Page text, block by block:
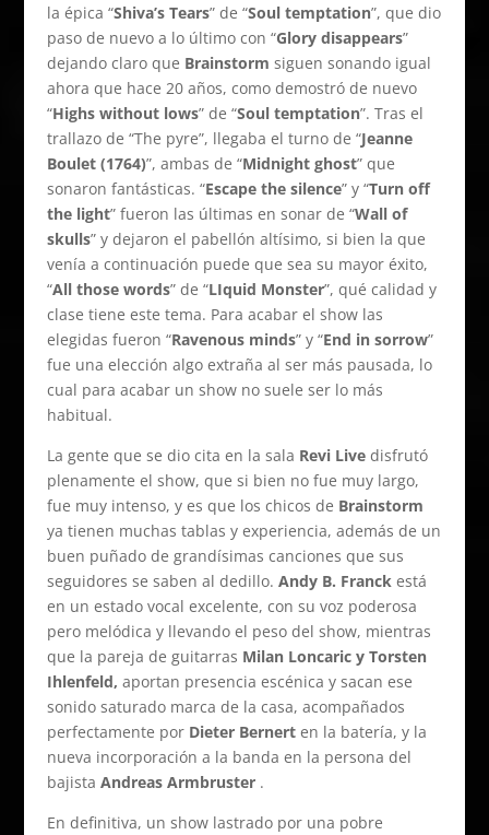
la épica “Shiva’s Tears” de “Soul temptation”, que dio
paso de nuevo a lo último con “Glory disappears”
dejando claro que Brainstorm siguen sonando igual
ahora que hace 20 años, como demostró de nuevo
“Highs without lows” de “Soul temptation”. Tras el
trallazo de “The pyre”, llegaba el turno de “Jeanne
Boulet (1764)”, ambas de “Midnight ghost” que
sonaron fantásticas. “Escape the silence” y “Turn off
the light” fueron las últimas en sonar de “Wall of
skulls” y dejaron el pabellón altísimo, si bien la que
venía a continuación puede que sea su mayor éxito,
“All those words” de “LIquid Monster”, qué calidad y
clase tiene este tema. Para acabar el show las
elegidas fueron “Ravenous minds” y “End in sorrow”
fue una elección algo extraña al ser más pausada, lo
cual para acabar un show no suele ser lo más
habitual.
La gente que se dio cita en la sala Revi Livedisfrutó
plenamente el show, que si bien no fue muy largo,
fue muy intenso, y es que los chicos de Brainstorm
ya tienen muchas tablas y experiencia, además de un
buen puñado de grandísimas canciones que sus
seguidores se saben al dedillo. Andy B. Franck está
en un estado vocal excelente, con su voz poderosa
pero melódica y llevando el peso del show, mientras
que la pareja de guitarras Milan Loncaric y Torsten
Ihlenfeld, aportan presencia escénica y sacan ese
sonido saturado marca de la casa, acompañados
perfectamente por Dieter Bernerten la batería, y la
nueva incorporación a la banda en la persona del
bajista Andreas Armbruster.
En definitiva, un show lastrado por una pobre